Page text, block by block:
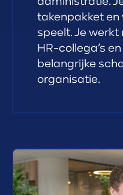
takenpakket en
speelt. Je
HR-collega’s
belangrijke
organisatie.